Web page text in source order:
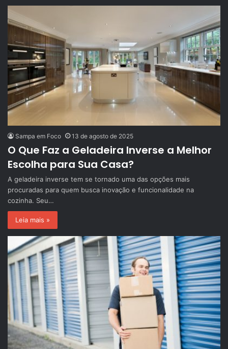
Sampa em Foco 13 de agosto de 2025
O Que Faz a Geladeira Inverse a Melhor
Escolha para Sua Casa?
A geladeira inverse tem se tornado uma das opções mais
procuradas para quem busca inovação e funcionalidade na
cozinha. Seu…
Leia mais »